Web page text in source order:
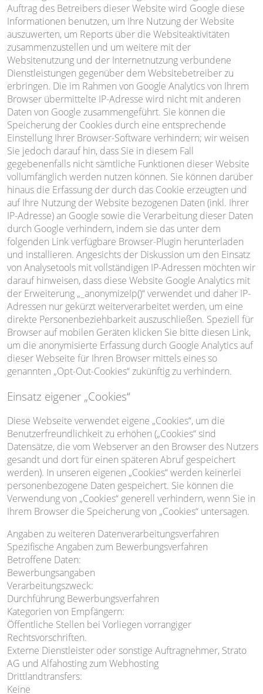
Auftrag des Betreibers dieser Website wird Google diese
Informationen benutzen, um Ihre Nutzung der Website
auszuwerten, um Reports über die Websiteaktivitäten
zusammenzustellen und um weitere mit der
Websitenutzung und der Internetnutzung verbundene
Dienstleistungen gegenüber dem Websitebetreiber zu
erbringen. Die im Rahmen von Google Analytics von Ihrem
Browser übermittelte IP-Adresse wird nicht mit anderen
Daten von Google zusammengeführt. Sie können die
Speicherung der Cookies durch eine entsprechende
Einstellung Ihrer Browser-Software verhindern; wir weisen
Sie jedoch darauf hin, dass Sie in diesem Fall
gegebenenfalls nicht sämtliche Funktionen dieser Website
vollumfänglich werden nutzen können. Sie können darüber
hinaus die Erfassung der durch das Cookie erzeugten und
auf Ihre Nutzung der Website bezogenen Daten (inkl. Ihrer
IP-Adresse) an Google sowie die Verarbeitung dieser Daten
durch Google verhindern, indem sie das unter dem
folgenden Link verfügbare Browser-Plugin herunterladen
und installieren. Angesichts der Diskussion um den Einsatz
von Analysetools mit vollständigen IP-Adressen möchten wir
darauf hinweisen, dass diese Website Google Analytics mit
der Erweiterung „_anonymizeIp()“ verwendet und daher IP-
Adressen nur gekürzt weiterverarbeitet werden, um eine
direkte Personenbeziehbarkeit auszuschließen. Speziell für
Browser auf mobilen Geräten klicken Sie bitte diesen Link,
um die anonymisierte Erfassung durch Google Analytics auf
dieser Webseite für Ihren Browser mittels eines so
genannten „Opt-Out-Cookies“ zukünftig zu verhindern.
Einsatz eigener „Cookies“
Diese Webseite verwendet eigene „Cookies“, um die
Benutzerfreundlichkeit zu erhöhen („Cookies“ sind
Datensätze, die vom Webserver an den Browser des Nutzers
gesandt und dort für einen späteren Abruf gespeichert
werden). In unseren eigenen „Cookies“ werden keinerlei
personenbezogene Daten gespeichert. Sie können die
Verwendung von „Cookies“ generell verhindern, wenn Sie in
Ihrem Browser die Speicherung von „Cookies“ untersagen.
Angaben zu weiteren Datenverarbeitungsverfahren
Spezifische Angaben zum Bewerbungsverfahren
Betroffene Daten:
Bewerbungsangaben
Verarbeitungszweck:
Durchführung Bewerbungsverfahren
Kategorien von Empfängern:
Öffentliche Stellen bei Vorliegen vorrangiger
Rechtsvorschriften.
Externe Dienstleister oder sonstige Auftragnehmer, Strato
AG und Alfahosting zum Webhosting
Drittlandtransfers:
Keine